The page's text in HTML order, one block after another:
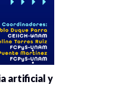
artificial y